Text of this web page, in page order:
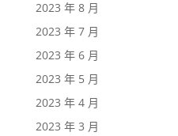
2023 年 8 月
2023 年 7 月
2023 年 6 月
2023 年 5 月
2023 年 4 月
2023 年 3 月